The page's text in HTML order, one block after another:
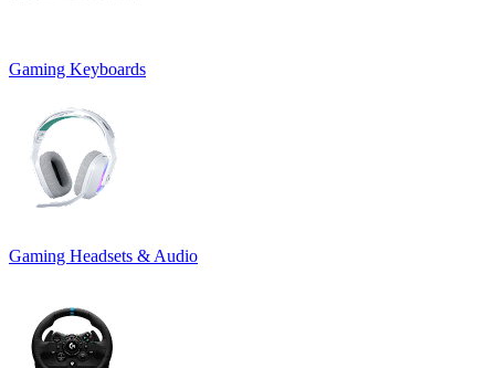
Gaming Keyboards
Gaming Headsets & Audio